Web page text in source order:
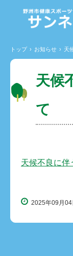
トップ › お知らせ › 天
天候
て
天候不良に伴
2025年09月04